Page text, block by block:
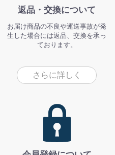
返品・交換について
お届け商品の不良や運送事故が発
生した場合には返品、交換を承っ
ております。
さらに詳しく